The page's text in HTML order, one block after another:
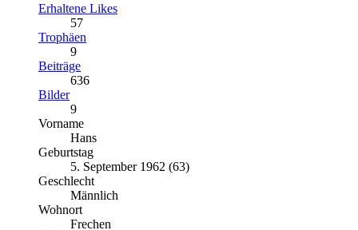
Erhaltene Likes
57
Trophäen
9
Beiträge
636
Bilder
9
Vorname
Hans
Geburtstag
5. September 1962 (63)
Geschlecht
Männlich
Wohnort
Frechen